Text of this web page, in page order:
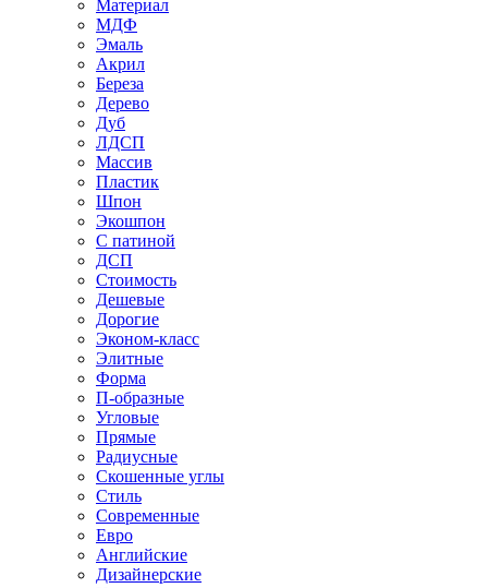
Материал
МДФ
Эмаль
Акрил
Береза
Дерево
Дуб
ЛДСП
Массив
Пластик
Шпон
Экошпон
С патиной
ДСП
Стоимость
Дешевые
Дорогие
Эконом-класс
Элитные
Форма
П-образные
Угловые
Прямые
Радиусные
Скошенные углы
Стиль
Современные
Евро
Английские
Дизайнерские